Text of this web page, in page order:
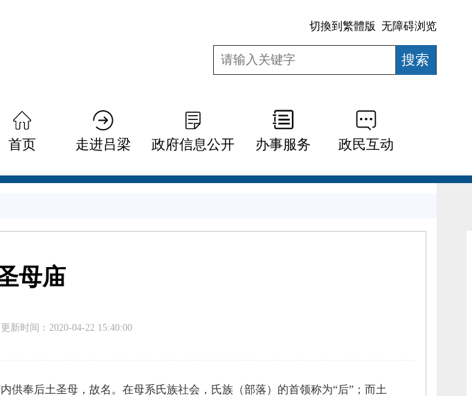
切換到繁體版 无障碍浏览
首页 走进吕梁 政府信息公开 办事服务 政民互动
母庙
新时间： 2020-04-22 15:40:00
供奉后土圣母， 故名。 在母系氏族社会， 氏族（部落）的首领称为“后”； 而土